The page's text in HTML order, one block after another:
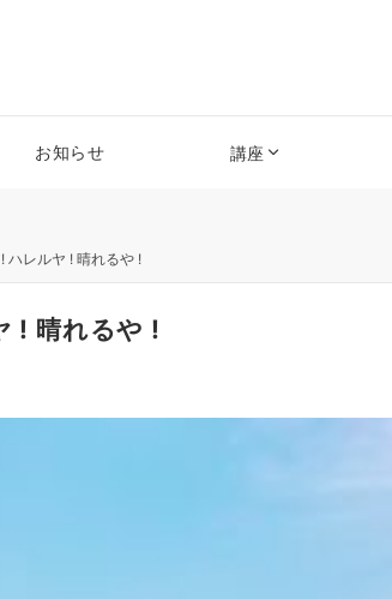
お知らせ 講座
ハレルヤ ! 晴れるや !
! 晴れるや !